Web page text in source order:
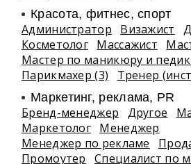
Красота, фитнес, спорт
Администратор Визажист
Косметолог Массажист
Мастер по маникюру и
Парикмахер (3)
Тренер
Маркетинг, реклама, PR
Бренд-менеджер Другое
Маркетолог Менеджер
Менеджер по рекламе
Промоутер
Специалист по